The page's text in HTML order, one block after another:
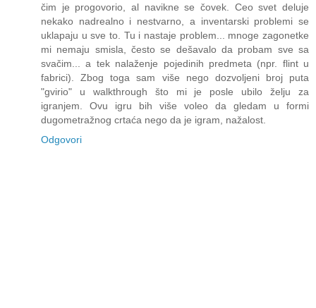
čim je progovorio, al navikne se čovek. Ceo svet deluje
nekako nadrealno i nestvarno, a inventarski problemi se
uklapaju u sve to. Tu i nastaje problem... mnoge zagonetke
mi nemaju smisla, često se dešavalo da probam sve sa
svačim... a tek nalaženje pojedinih predmeta (npr. flint u
fabrici). Zbog toga sam više nego dozvoljeni broj puta
"gvirio" u walkthrough što mi je posle ubilo želju za
igranjem. Ovu igru bih više voleo da gledam u formi
dugometražnog crtaća nego da je igram, nažalost.
Odgovori